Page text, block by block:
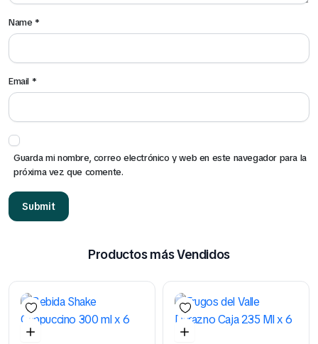
Name*
Email *
Guarda mi nombre, correo electrónico y web en este navegador para la
próxima vez que comente.
Productos más Vendidos